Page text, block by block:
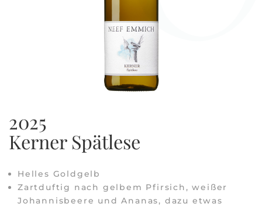
2025
Kerner Spätlese
Helles Goldgelb
Zartduftig nach gelbem Pfirsich, weißer
Johannisbeere und Ananas, dazu etwas